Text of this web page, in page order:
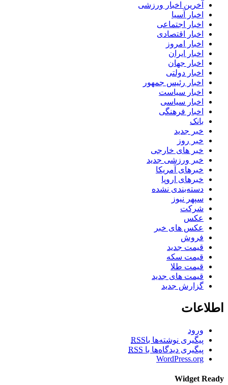
آخرین اخبار ورزشی
اخبار آسیا
اخبار اجتماعی
اخبار اقتصادی
اخبار امروز
اخبار ایران
اخبار جهان
اخبار دولتی
اخبار رئیس جمهور
اخبار سیاست
اخبار سیاسی
اخبار فرهنگی
بانک
خبر جدید
خبر روز
خبر های خارجی
خبر ورزشی جدید
خبرهای آمریکا
خبرهای اروپا
دسته‌بندی نشده
سپهر نیوز
شرکت
عکس
عکس های خبر
فروش
قیمت جدید
قیمت سکه
قیمت طلا
قیمت های جدید
گزارش جدید
اطلاعات
ورود
پیگیری نوشته‌ها باRSS
پیگیری دیدگاه‌ها با RSS
WordPress.org
Widget Ready